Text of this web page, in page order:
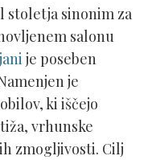
stoletja sinonim za
salonu
je poseben
je
ki iščejo
vrhunske
zmogljivosti. Cilj